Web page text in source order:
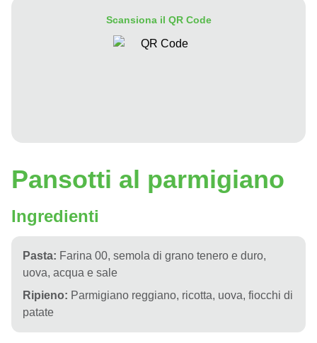
Scansiona il QR Code
Pansotti al parmigiano
Ingredienti
Pasta: Farina 00, semola di grano tenero e duro,
uova, acqua e sale
Ripieno: Parmigiano reggiano, ricotta, uova, fiocchi di
patate